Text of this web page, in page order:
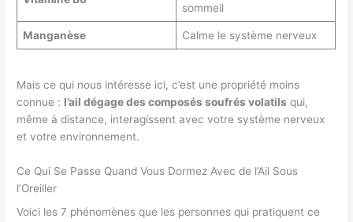
sommeil
Manganèse Calme le système nerveux
Mais ce qui nous intéresse ici, c’est une propriété moins
connue : l’ail dégage des composés soufrés volatils qui,
même à distance, interagissent avec votre système nerveux
et votre environnement.
Ce Qui Se Passe Quand Vous Dormez Avec de l’Ail Sous
l’Oreiller
Voici les 7 phénomènes que les personnes qui pratiquent ce